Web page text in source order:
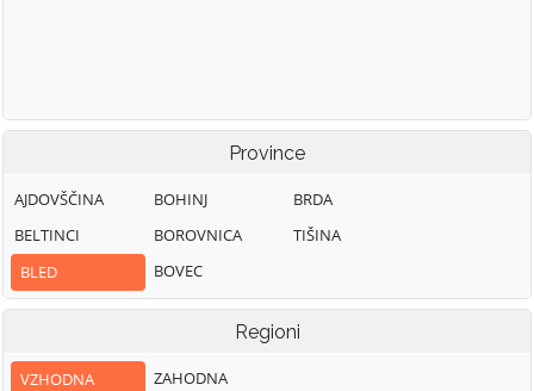
Province
AJDOVŠČINA
BELTINCI
BLED
BOHINJ
BOROVNICA
BOVEC
BRDA
TIŠINA
Regioni
VZHODNA ZAHODNA